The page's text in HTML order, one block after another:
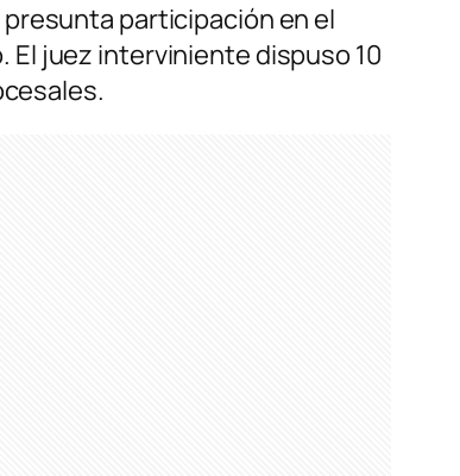
participación en el
El juez interviniente dispuso 10